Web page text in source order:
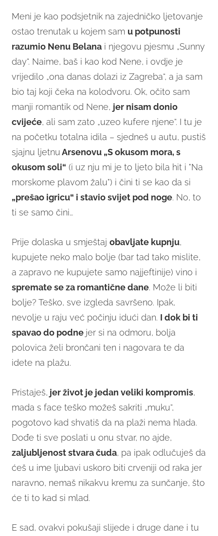
Meni je kao podsjetnik na zajedničko ljetovanje
ostao trenutak u kojem sam u potpunosti
razumio Nenu Belana i njegovu pjesmu „Sunny
day“. Naime, baš i kao kod Nene, i ovdje je
vrijedilo „ona danas dolazi iz Zagreba“, a ja sam
bio taj koji čeka na kolodvoru. Ok, očito sam
manji romantik od Nene, jer nisam donio
cvijeće, ali sam zato „uzeo kufere njene“. I tu je
na početku totalna idila – sjedneš u autu, pustiš
sjajnu ljetnuArsenovu „S okusom mora, s
okusom soli“ (i uz nju mi je to ljeto bila hit i "Na
morskome plavom žalu") i čini ti se kao da si
„prešao igricu“ i stavio svijet pod noge. No, to
ti se samo čini…
Prije dolaska u smještaj obavljate kupnju,
kupujete neko malo bolje (bar tad tako mislite,
a zapravo ne kupujete samo najjeftinije) vino i
spremate se za romantične dane. Može li biti
bolje? Teško, sve izgleda savršeno. Ipak,
nevolje u raju već počinju idući dan. I dok bi ti
spavao do podne jer si na odmoru, bolja
polovica želi brončani ten i nagovara te da
idete na plažu.
Pristaješ, jer život je jedan veliki kompromis,
mada s face teško možeš sakriti „muku“,
pogotovo kad shvatiš da na plaži nema hlada.
Dođe ti sve poslati u onu stvar, no ajde,
zaljubljenost stvara čuda, pa ipak odlučuješ da
ćeš u ime ljubavi uskoro biti crveniji od raka jer
naravno, nemaš nikakvu kremu za sunčanje, što
će ti to kad si mlad.
E sad, ovakvi pokušaji slijede i druge dane i tu